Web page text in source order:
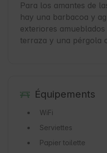
Para los amantes de
hay una barbacoa y
exteriores
terraza y una pérgola
Équipements
WiFi
Serviettes
Papier toilette